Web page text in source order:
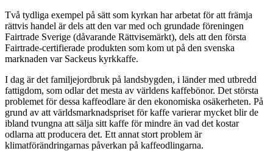
Två tydliga exempel på sätt som kyrkan har arbetat för att främja
rättvis handel är dels att den var med och grundade föreningen
Fairtrade Sverige (dåvarande Rättvisemärkt), dels att den första
Fairtrade-certifierade produkten som kom ut på den svenska
marknaden var Sackeus kyrkkaffe.
I dag är det familjejordbruk på landsbygden, i länder med utbredd
fattigdom, som odlar det mesta av världens kaffebönor. Det största
problemet för dessa kaffeodlare är den ekonomiska osäkerheten. På
grund av att världsmarknadspriset för kaffe varierar mycket blir de
ibland tvungna att sälja sitt kaffe för mindre än vad det kostar
odlarna att producera det. Ett annat stort problem är
klimatförändringarnas påverkan på kaffeodlingarna.